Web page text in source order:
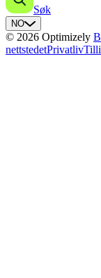
Søk
NO
© 2026 Optimizely
nettstedetPrivatliv